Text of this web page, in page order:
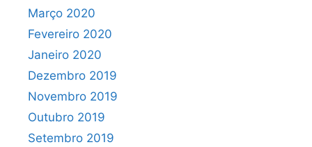
Março 2020
Fevereiro 2020
Janeiro 2020
Dezembro 2019
Novembro 2019
Outubro 2019
Setembro 2019